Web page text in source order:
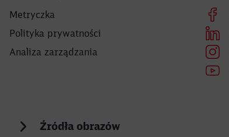
Metryczka
Polityka prywatności
Analiza zarządzania
Źródła obrazów